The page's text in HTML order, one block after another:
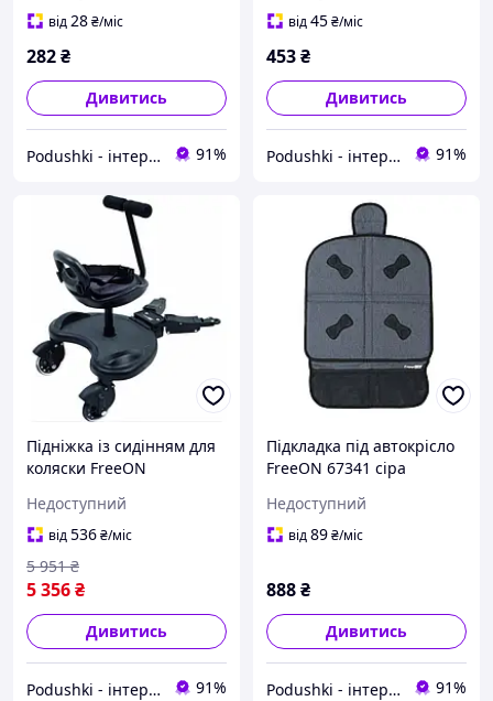
від28₴/міс
282₴
Дивитись
Podushki - інтернет-магазин Подушки 91%
від45₴/міс
453₴
Дивитись
Podushki - інтернет-магазин Подушки 91%
Підніжка із сидінням для
коляски FreeON
Недоступний
від536₴/міс
5 356₴
5 951 ₴
Дивитись
Podushki - інтернет-магазин Подушки 91%
Підкладка під автокрісло
FreeON 67341 сіра
Недоступний
від89₴/міс
888₴
Дивитись
Podushki - інтернет-магазин Подушки 91%